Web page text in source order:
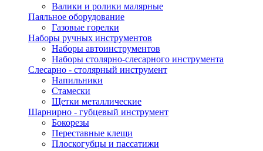
Валики и ролики малярные
Паяльное оборудование
Газовые горелки
Наборы ручных инструментов
Наборы автоинструментов
Наборы столярно-слесарного инструмента
Слесарно - столярный инструмент
Напильники
Стамески
Щетки металлические
Шарнирно - губцевый инструмент
Бокорезы
Переставные клещи
Плоскогубцы и пассатижи